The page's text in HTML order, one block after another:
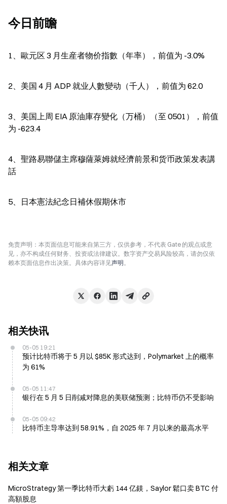
今日前瞻
1、歐元区 3 月生産者物价指數（年率），前值为 -3.0%
2、美国 4 月 ADP 就业人數變动（千人），前值为 62.0
3、美国上周 EIA 原油庫存變化（万桶）（至 0501），前值
为 -623.4
4、聖路易聯儲主席穆薩萊姆就经濟前景和货币政策发表講
話
5、日本憲法紀念日補休假期休市
免责声明：本页面信息可能来自第三方，仅供参考，不代表 Gate 的观点或意
见，亦不构成任何财务、投资或法律建议。数字资产交易风险较高，请勿仅依
赖本页面信息作出决策。具体内容详见声明 。
相关快讯
05-05 19:21
预计比特币将于 5 月以 $85K 形式达到，Polymarket 上的概率
为 61%
05-05 11:47
银行在 5 月 5 日削减对降息的美联储预测；比特币仍不受影响
05-05 09:42
比特币主导率达到 58.91%，自 2025 年 7 月以来的最高水平
相关文章
MicroStrategy 第一季比特币大虧 144 亿鎂，Saylor 鬆口卖 BTC 付
高額股息